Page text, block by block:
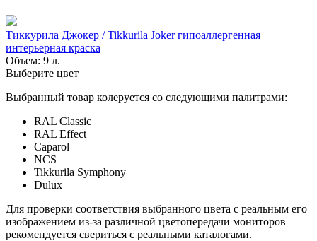
Тиккурила Джокер / Tikkurila Joker гипоаллергенная
интерьерная краска
Объем: 9 л.
Выберите цвет
Выбранный товар колеруется со следующими палитрами:
RAL Classic
RAL Effect
Caparol
NCS
Tikkurila Symphony
Dulux
Для проверки соответствия выбранного цвета с реальным его
изображением из-за различной цветопередачи мониторов
рекомендуется свериться с реальными каталогами.